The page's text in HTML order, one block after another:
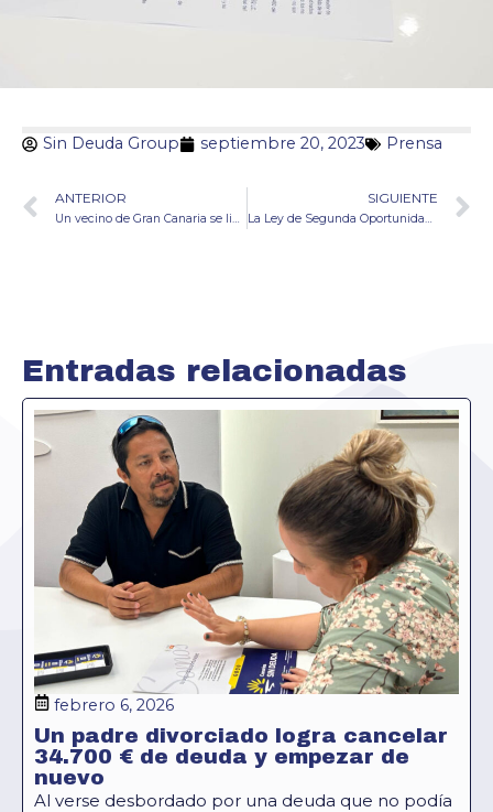
Sin Deuda Group septiembre 20, 2023 Prensa
ANTERIOR
Un vecino de Gran Canaria se libra de una deuda de 59.000 euros gracias a la Ley de Segunda Oportunidad
SIGUIENTE
La Ley de Segunda Oportunidad permite a un matrimonio de Valsequillo la cancelación de 20.000 euros de deudas
Entradas relacionadas
febrero 6, 2026
Un padre divorciado logra cancelar
34.700 € de deuda y empezar de
nuevo
Al verse desbordado por una deuda que no podía